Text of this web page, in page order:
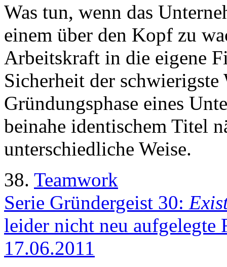
Was tun, wenn das
einem über den Kopf zu
Arbeitskraft in die eigene
Sicherheit der
Gründungsphase eines
beinahe identischem Titel
unterschiedliche Weise.
38. Teamwork
Serie Gründergeist 30:
leider nicht neu aufgelegte
17.06.2011